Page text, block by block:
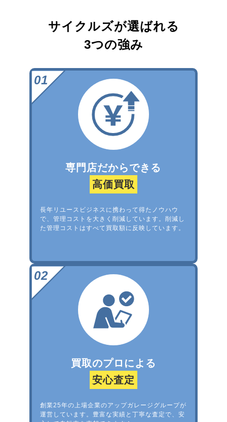
サイクルズが選ばれる
3つの強み
専門店だからできる
高価買取
長年リユースビジネスに携わって得たノウハウ
で、管理コストを大きく削減しています。削減し
た管理コストはすべて買取額に反映しています。
買取のプロによる
安心査定
創業25年の上場企業のアップガレージグループが
運営しています。豊富な実績と丁寧な査定で、安